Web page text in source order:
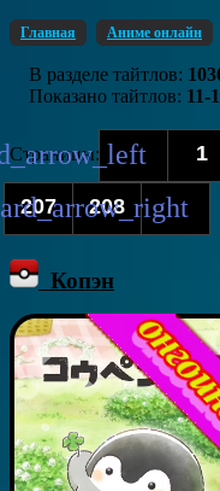
Главная Аниме онлайн
В разделе тайтлов:
Показано тайтлов: 11-
Страницы: 1
207 208
Копэн